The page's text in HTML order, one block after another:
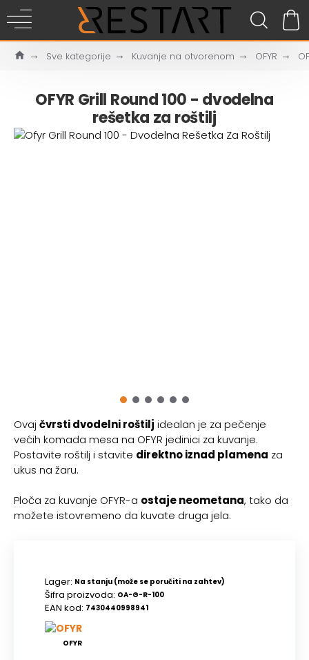
Sve kategorije Kuvanje na otvorenom OFYR
OFYR Grill Round 100 - dvodelna
rešetka za roštilj
Ovaj čvrsti dvodelni roštilj idealan je za pečenje
većih komada mesa na OFYR jedinici za kuvanje.
Postavite roštilj i stavite direktno iznad plamena za
ukus na žaru.
Ploča za kuvanje OFYR-a ostaje neometana, tako da
možete istovremeno da kuvate druga jela.
Lager: Na stanju (može se poručiti na zahtev)
Šifra proizvoda: OA-G-R-100
EAN kod: 7430440998941
OFYR